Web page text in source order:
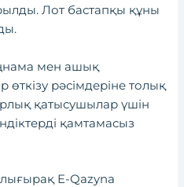
Лот бастапқы құны
мен ашық
рәсімдеріне толық
қатысушылар үшін
қамтамасыз
E-Qazyna